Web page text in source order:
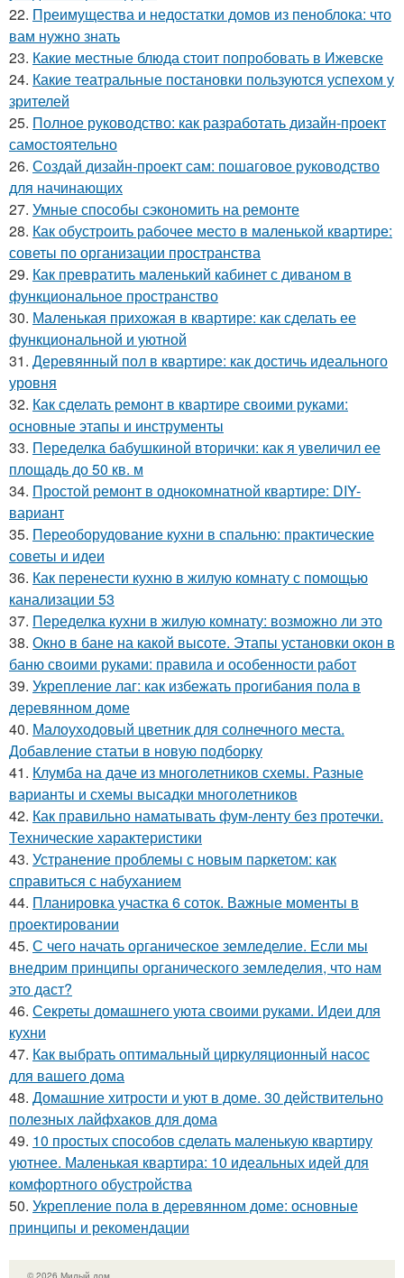
22. Преимущества и недостатки домов из пеноблока: что
вам нужно знать
23. Какие местные блюда стоит попробовать в Ижевске
24. Какие театральные постановки пользуются успехом у
зрителей
25. Полное руководство: как разработать дизайн-проект
самостоятельно
26. Создай дизайн-проект сам: пошаговое руководство
для начинающих
27. Умные способы сэкономить на ремонте
28. Как обустроить рабочее место в маленькой квартире:
советы по организации пространства
29. Как превратить маленький кабинет с диваном в
функциональное пространство
30. Маленькая прихожая в квартире: как сделать ее
функциональной и уютной
31. Деревянный пол в квартире: как достичь идеального
уровня
32. Как сделать ремонт в квартире своими руками:
основные этапы и инструменты
33. Переделка бабушкиной вторички: как я увеличил ее
площадь до 50 кв. м
34. Простой ремонт в однокомнатной квартире: DIY-
вариант
35. Переоборудование кухни в спальню: практические
советы и идеи
36. Как перенести кухню в жилую комнату с помощью
канализации 53
37. Переделка кухни в жилую комнату: возможно ли это
38. Окно в бане на какой высоте. Этапы установки окон в
баню своими руками: правила и особенности работ
39. Укрепление лаг: как избежать прогибания пола в
деревянном доме
40. Малоуходовый цветник для солнечного места.
Добавление статьи в новую подборку
41. Клумба на даче из многолетников схемы. Разные
варианты и схемы высадки многолетников
42. Как правильно наматывать фум-ленту без протечки.
Технические характеристики
43. Устранение проблемы с новым паркетом: как
справиться с набуханием
44. Планировка участка 6 соток. Важные моменты в
проектировании
45. С чего начать органическое земледелие. Если мы
внедрим принципы органического земледелия, что нам
это даст?
46. Секреты домашнего уюта своими руками. Идеи для
кухни
47. Как выбрать оптимальный циркуляционный насос
для вашего дома
48. Домашние хитрости и уют в доме. 30 действительно
полезных лайфхаков для дома
49. 10 простых способов сделать маленькую квартиру
уютнее. Маленькая квартира: 10 идеальных идей для
комфортного обустройства
50. Укрепление пола в деревянном доме: основные
принципы и рекомендации
© 2026 Милый дом